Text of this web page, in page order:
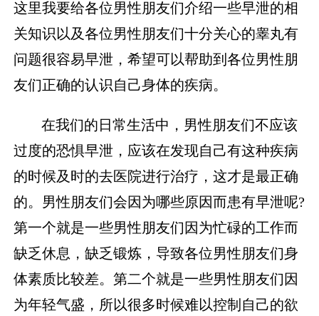
这里我要给各位男性朋友们介绍一些早泄的相
关知识以及各位男性朋友们十分关心的睾丸有
问题很容易早泄，希望可以帮助到各位男性朋
友们正确的认识自己身体的疾病。
在我们的日常生活中，男性朋友们不应该
过度的恐惧早泄，应该在发现自己有这种疾病
的时候及时的去医院进行治疗，这才是最正确
的。男性朋友们会因为哪些原因而患有早泄呢?
第一个就是一些男性朋友们因为忙碌的工作而
缺乏休息，缺乏锻炼，导致各位男性朋友们身
体素质比较差。第二个就是一些男性朋友们因
为年轻气盛，所以很多时候难以控制自己的欲